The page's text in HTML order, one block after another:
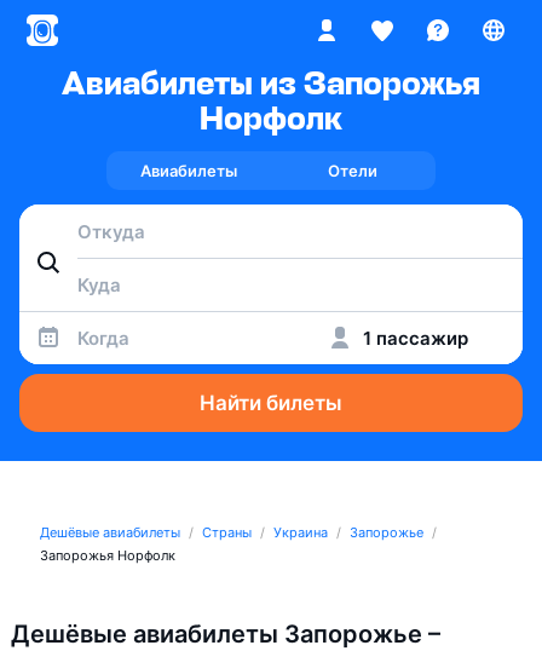
Авиабилеты из Запорожья
Норфолк
Авиабилеты Отели
Когда 1 пассажир
Найти билеты
Дешёвые авиабилеты Страны Украина
Запорожье
Запорожья Норфолк
Дешёвые авиабилеты Запорожье –